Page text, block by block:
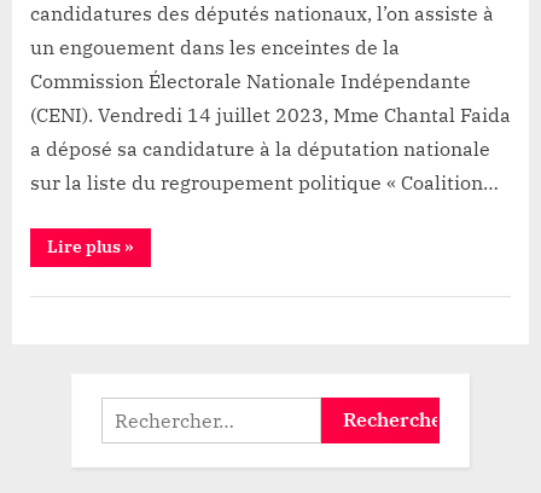
candidatures des députés nationaux, l’on assiste à
un engouement dans les enceintes de la
Commission Électorale Nationale Indépendante
(CENI). Vendredi 14 juillet 2023, Mme Chantal Faida
a déposé sa candidature à la députation nationale
sur la liste du regroupement politique « Coalition…
Lire plus“Goma:
Poussée
la
candidature
à
la
députation
nationale”
»
Rechercher :